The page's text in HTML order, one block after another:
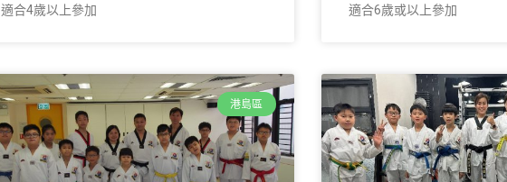
適合4歲以上參加
適合6歲或以上參加
港島區